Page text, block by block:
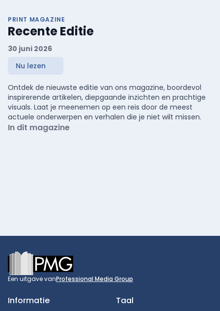
PRINT MAGAZINE
Recente Editie
30 juni 2026
Nu lezen
Ontdek de nieuwste editie van ons magazine, boordevol
inspirerende artikelen, diepgaande inzichten en prachtige
visuals. Laat je meenemen op een reis door de meest
actuele onderwerpen en verhalen die je niet wilt missen.
In dit magazine
Footer
Een uitgave vanProfessional Media Group
Informatie Taal